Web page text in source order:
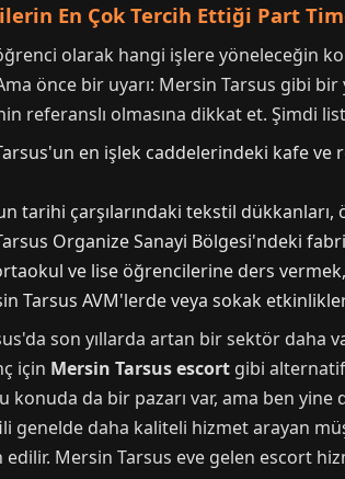
En Çok Tercih Ettiği Part
olarak hangi işlere yöneleceğin
Ama önce bir uyarı: Mersin Tarsus gibi
referanslı olmasına dikkat et. Şimdi
en işlek caddelerindeki kafe ve
tarihi çarşılarındaki tekstil dükkanları,
Organize Sanayi Bölgesi'ndeki
ve lise öğrencilerine ders
Tarsus AVM'lerde veya sokak
son yıllarda artan bir sektör daha
için Mersin Tarsus escort gibi
konuda da bir pazarı var, ama ben
genelde daha kaliteli hizmet arayan
Mersin Tarsus eve gelen escort